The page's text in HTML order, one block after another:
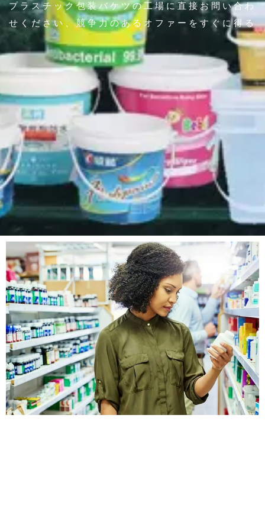
プラスチック包装バケツの工場に直接お問い合わ
せください、競争力のあるオファーをすぐに得る
ペ
ー
ジ
ペ
ー
ジ
ペ
ー
ジ
ペ
ー
ジ
ペ
ー
ジ
ペ
ー
ジ
ペ
ー
ジ
ペ
ー
ジ
ペ
ー
ジ
ペ
ー
ジ
ペ
ー
ジ
ペ
ー
ジ
ペ
ー
ジ
ペ
ー
ジ